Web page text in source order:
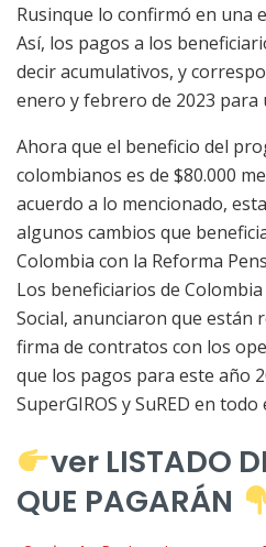
Rusinque lo confirmó en una
Así, los pagos a los
decir acumulativos, y
enero y febrero de 2023 para
Ahora que el beneficio del
colombianos es de $80.000
acuerdo a lo mencionado,
algunos cambios que
Colombia con la Reforma
Los beneficiarios de
Social, anunciaron que están
firma de contratos con los
que los pagos para este año
SuperGIROS y SuRED en todo
ver LISTADO
QUE PAGARÁN